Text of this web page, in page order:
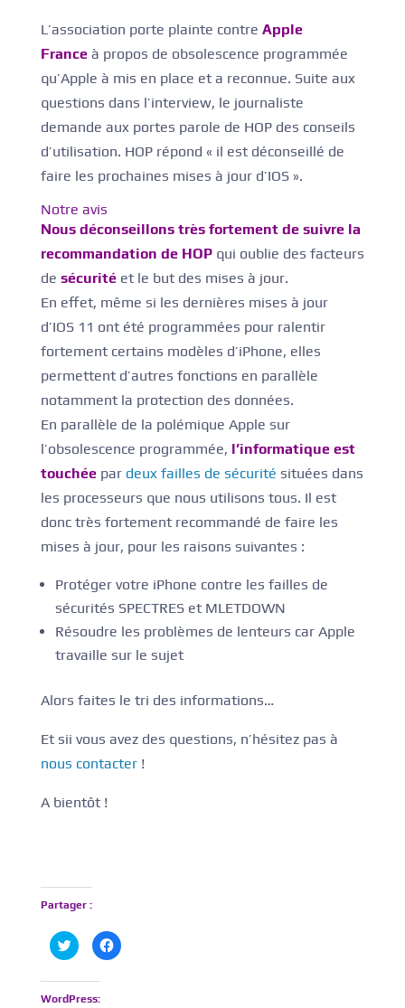
L’association porte plainte contre Apple
Franceà propos de obsolescence programmée
qu’Apple à mis en place et a reconnue. Suite aux
questions dans l’interview, le journaliste
demande aux portes parole de HOP des conseils
d’utilisation. HOP répond « il est déconseillé de
faire les prochaines mises à jour d’IOS ».
Notre avis
Nous déconseillons très fortement de suivre la
recommandation de HOPqui oublie des facteurs
de sécurité et le but des mises à jour.
En effet, même si les dernières mises à jour
d’IOS 11 ont été programmées pour ralentir
fortement certains modèles d’iPhone, elles
permettent d’autres fonctions en parallèle
notamment la protection des données.
En parallèle de la polémique Apple sur
l’obsolescence programmée, l’informatique est
touchéepar deux failles de sécurité situées dans
les processeurs que nous utilisons tous. Il est
donc très fortement recommandé de faire les
mises à jour, pour les raisons suivantes :
Protéger votre iPhone contre les failles de
sécurités SPECTRES et MLETDOWN
Résoudre les problèmes de lenteurs car Apple
travaille sur le sujet
Alors faites le tri des informations…
Et sii vous avez des questions, n’hésitez pas à
nous contacter!
A bientôt !
Partager :
C
l
u
e
C
l
WordPress: